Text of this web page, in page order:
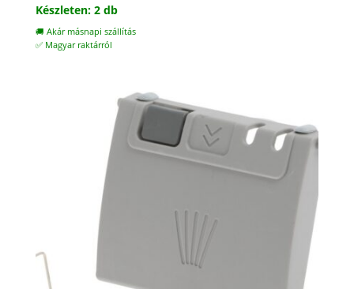
Készleten: 2 db
🚚 Akár másnapi szállítás
✅ Magyar raktárról